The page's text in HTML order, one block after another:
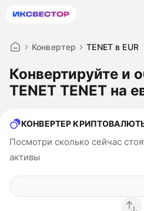
Акция: бесплатный
Конвертер TENET в EUR
Конвертируйте и
TENET TENET на
КОНВЕРТЕР
Посмотри сколько сейчас
активы